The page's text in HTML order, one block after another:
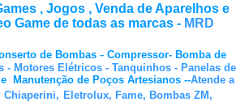
, Jogos , Venda de Aparelhos e
Game de todas as marcas - MRD
de Bombas - Compressor- Bomba de
- Motores Elétricos - Tanquinhos - Panelas de
Manutenção de Poços Artesianos --Atende a
Chiaperini, Eletrolux, Fame, Bombas ZM,